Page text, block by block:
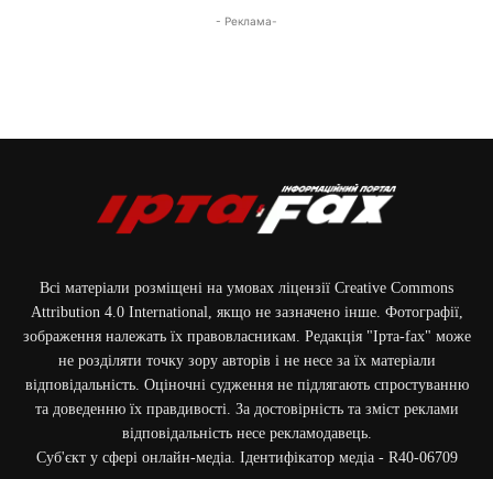
- Реклама-
Всі матеріали розміщені на умовах ліцензії Creative Commons
Attribution 4.0 International, якщо не зазначено інше. Фотографії,
зображення належать їх правовласникам. Редакція "Ірта-fax" може
не розділяти точку зору авторів і не несе за їх матеріали
відповідальність. Оціночні судження не підлягають спростуванню
та доведенню їх правдивості. За достовірність та зміст реклами
відповідальність несе рекламодавець.
Cуб'єкт у сфері онлайн-медіа. Ідентифікатор медіа - R40-06709